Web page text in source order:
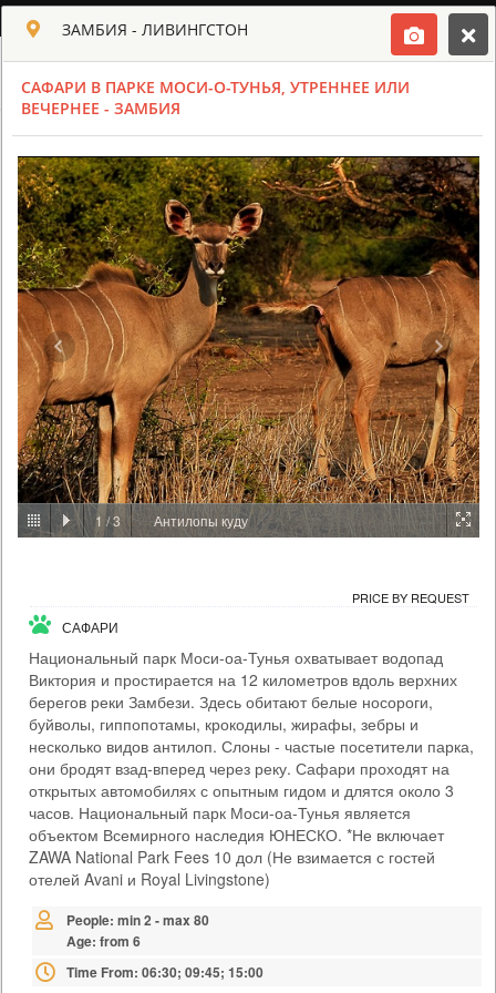
РУССКИЙ
Toggle navigation
КЛУБ КУЛЬТ АФРИКИ
ЗАМБИЯ
BUNGI JUMP СО СТОРОНЫ ЗАМБИИ
PRICE BY REQUEST
Когда позади вас водопад Виктория, а под мостом бурлит Замбези,
вы поймете, что этот банджи-джамп будет особенным. Здесь вы
мире). Прилив адреналина будет дикий, как река Замбези. Есть два
варианта банджи: соло или тандем с партнером. Мы встретимся в
Day Activity Centre в удобное для вас время (не забудьте взять
паспорт!), прогуляемс...
Time From: 07:00; 07:30; 08:00; 08:30... 17:00
Duration: 01h 00m
People: min 1 - max 35
Age: from 14
ЗАМБИЯ - ЛИВИНГСТОН
САФАРИ В ПАРКЕ МОСИ-О-ТУНЬЯ, УТРЕННЕЕ ИЛИ
ВЕЧЕРНЕЕ - ЗАМБИЯ
1 /3 Антилопы куду
PRICE BY REQUEST
САФАРИ
Национальный парк Моси-оа-Тунья охватывает водопад
Виктория и простирается на 12 километров вдоль верхних
берегов реки Замбези. Здесь обитают белые носороги,
буйволы, гиппопотамы, крокодилы, жирафы, зебры и
несколько видов антилоп. Слоны - частые посетители парка,
они бродят взад-вперед через реку. Сафари проходят на
открытых автомобилях с опытным гидом и длятся около 3
часов. Национальный парк Моси-оа-Тунья является
объектом Всемирного наследия ЮНЕСКО. *Не включает
ZAWA National Park Fees 10 дол (Не взимается с гостей
отелей Avani и Royal Livingstone)
People: min 2 - max 80
Age: from 6
Time From: 06:30; 09:45; 15:00